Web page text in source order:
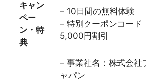
キャン
ペー
ン・特
典
– 10日間の無料体験
– 特別クーポンコード
5,000円割引
– 事業社名：株式会社
ャパン